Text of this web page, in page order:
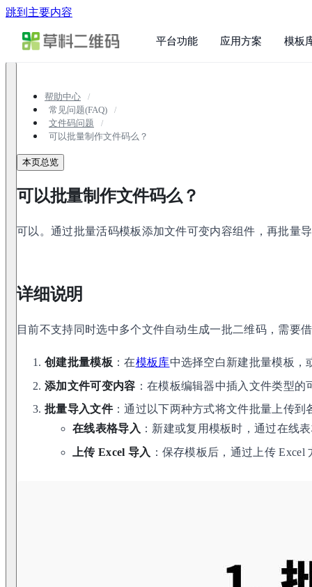
跳到主要内容
平台功能 应用方案 模板
帮助中心
常见问题(FAQ)
文件码问题
可以批量制作文件码么？
本页总览
可以批量制作文件码么？
可以。通过批量活码模板添加文件可变内容组件，再批量
详细说明
目前不支持同时选中多个文件自动生成一批二维码，需要
创建批量模板 ：在模板库中选择空白新建批量模板，
添加文件可变内容 ：在模板编辑器中插入文件类型的
批量导入文件：通过以下两种方式将文件批量上传到
在线表格导入 ：新建或复用模板时，通过在线
上传 Excel 导入 ：保存模板后，通过上传 Excel